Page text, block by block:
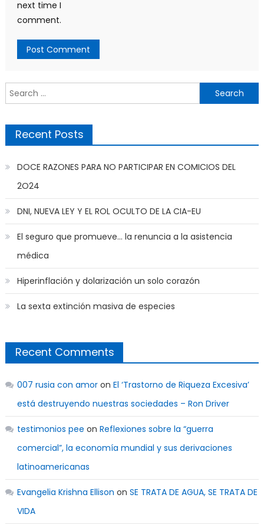
next time I
comment.
Search
for:
Recent Posts
DOCE RAZONES PARA NO PARTICIPAR EN COMICIOS DEL
2O24
DNI, NUEVA LEY Y EL ROL OCULTO DE LA CIA-EU
El seguro que promueve… la renuncia a la asistencia
médica
Hiperinflación y dolarización un solo corazón
La sexta extinción masiva de especies
Recent Comments
007 rusia con amoron El ‘Trastorno de Riqueza Excesiva’
está destruyendo nuestras sociedades – Ron Driver
testimonios pee on Reflexiones sobre la “guerra
comercial”, la economía mundial y sus derivaciones
latinoamericanas
Evangelia Krishna Ellison on SE TRATA DE AGUA, SE TRATA DE
VIDA